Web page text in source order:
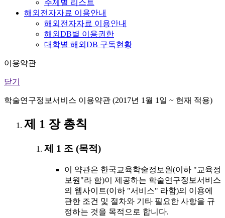
주제별 리스트
해외전자자료 이용안내
해외전자자료 이용안내
해외DB별 이용권한
대학별 해외DB 구독현황
이용약관
닫기
학술연구정보서비스 이용약관 (2017년 1월 1일 ~ 현재 적용)
제 1 장 총칙
제 1 조 (목적)
이 약관은 한국교육학술정보원(이하 "교육정
보원"라 함)이 제공하는 학술연구정보서비스
의 웹사이트(이하 "서비스" 라함)의 이용에
관한 조건 및 절차와 기타 필요한 사항을 규
정하는 것을 목적으로 합니다.